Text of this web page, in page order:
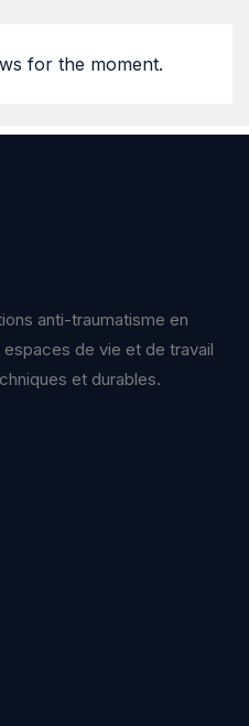
for the moment.
anti-traumatisme en
de vie et de travail
et durables.